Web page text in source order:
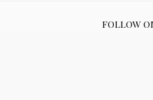
FOLLOW